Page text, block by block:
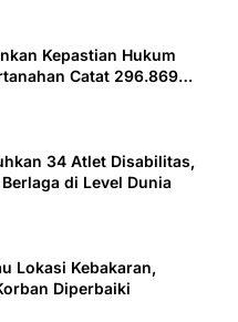
Kepastian Hukum
Catat 296.869
34 Atlet Disabilitas,
di Level Dunia
Lokasi Kebakaran,
Diperbaiki